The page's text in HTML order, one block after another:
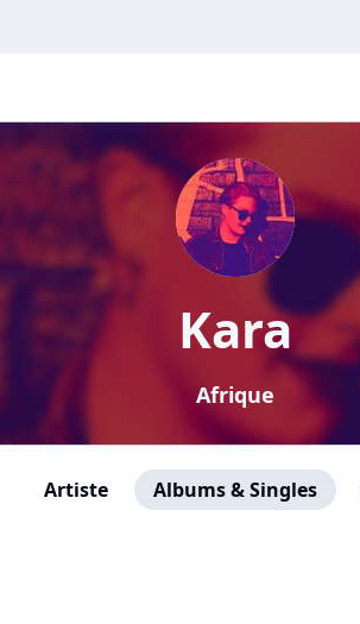
Kara
Afrique
Artiste Albums & Singles